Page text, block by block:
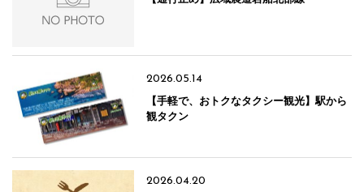
2026.05.14
【手軽で、おトクなタクシー観光】駅から
観タクン
2026.04.20